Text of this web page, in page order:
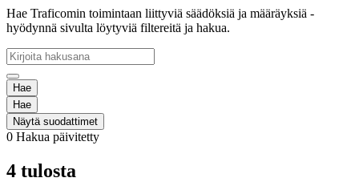
Hae Traficomin toimintaan liittyviä säädöksiä ja määräyksiä -
hyödynnä sivulta löytyviä filtereitä ja hakua.
Hae
Hae
Näytä suodattimet
0 Hakua päivitetty
4 tulosta